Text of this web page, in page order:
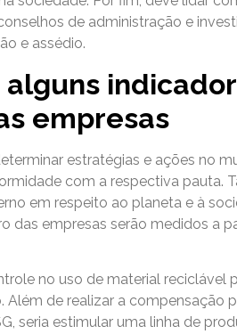
de administração e
e assédio.
alguns
empresas
estratégias e ações no
com a respectiva pauta.
em respeito ao planeta e à
das empresas serão medidos a
no uso de material reciclável
de realizar a compensação
seria estimular uma linha de